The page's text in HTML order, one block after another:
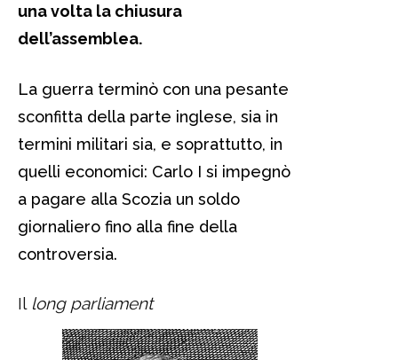
una volta la chiusura
dell’assemblea.
La guerra terminò con una pesante
sconfitta della parte inglese, sia in
termini militari sia, e soprattutto, in
quelli economici: Carlo I si impegnò
a pagare alla Scozia un soldo
giornaliero fino alla fine della
controversia.
Il long parliament